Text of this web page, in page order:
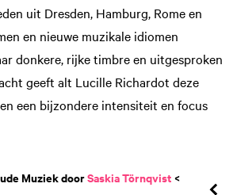
uit Dresden, Hamburg, Rome en
en nieuwe muzikale idiomen
donkere, rijke timbre en uitgesproken
geeft alt Lucille Richardot deze
een bijzondere intensiteit en focus
Muziek doorSaskia Törnqvist<